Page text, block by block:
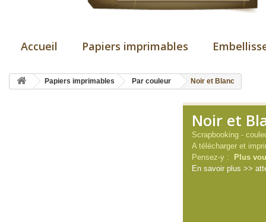
Accueil Papiers imprimables
Papiers imprimables Par couleur Noir et Blanc
Noir et
Scrapbooking -
A télécharger et
Pensez-y :
Plus
En savoir plus >>